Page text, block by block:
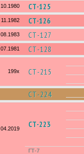
10.1980 СТ-125
11.1982 СТ-126
08.1983 СТ-127
07.1981 СТ-128
199х СТ-215
СТ-224
04.2019 СТ-223
ГТ-7